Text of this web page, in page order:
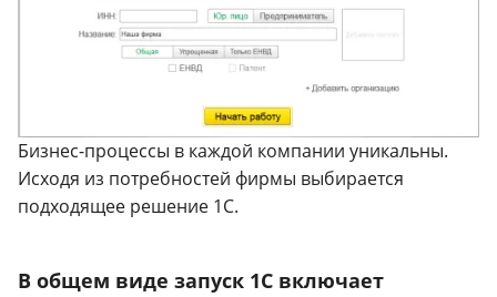
Бизнес-процессы в каждой компании уникальны.
Исходя из потребностей фирмы выбирается
подходящее решение 1С.
В общем виде запуск 1С включает